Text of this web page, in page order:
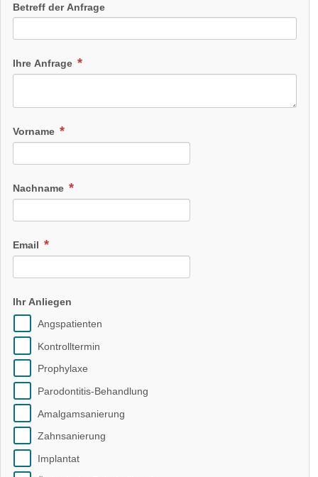
Betreff der Anfrage
Ihre Anfrage
Vorname
Nachname
Email
Ihr Anliegen
Angspatienten
Kontrolltermin
Prophylaxe
Parodontitis-Behandlung
Amalgamsanierung
Zahnsanierung
Implantat